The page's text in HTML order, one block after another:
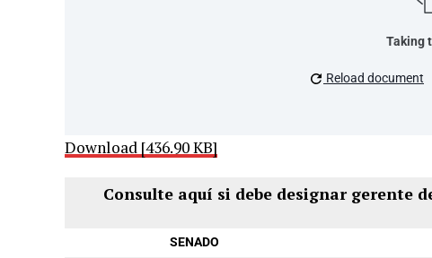
Taking
Reload document
Download [436.90 KB]
Consulte aquí si debe designar gerente
SENADO